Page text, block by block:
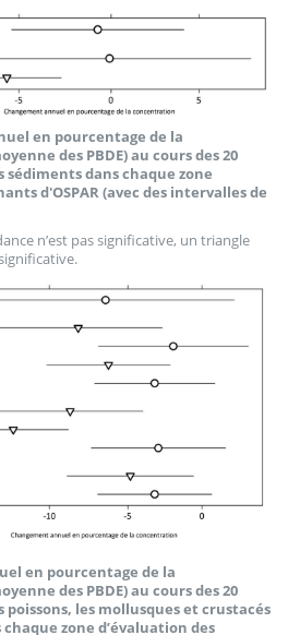
en pourcentage de la
des PBDE) au cours des 20
sédiments dans chaque zone
d'OSPAR (avec des intervalles de
n’est pas significative, un triangle
en pourcentage de la
des PBDE) au cours des 20
poissons, les mollusques et crustacés
zone d’évaluation des